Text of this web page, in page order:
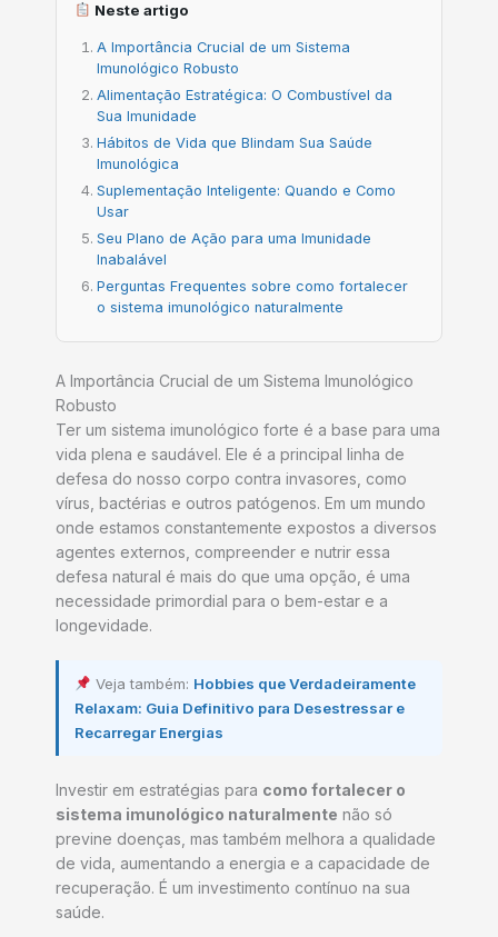
Neste artigo
A Importância Crucial de um Sistema
Imunológico Robusto
Alimentação Estratégica: O Combustível da
Sua Imunidade
Hábitos de Vida que Blindam Sua Saúde
Imunológica
Suplementação Inteligente: Quando e Como
Usar
Seu Plano de Ação para uma Imunidade
Inabalável
Perguntas Frequentes sobre como fortalecer
o sistema imunológico naturalmente
A Importância Crucial de um Sistema Imunológico
Robusto
Ter um sistema imunológico forte é a base para uma
vida plena e saudável. Ele é a principal linha de
defesa do nosso corpo contra invasores, como
vírus, bactérias e outros patógenos. Em um mundo
onde estamos constantemente expostos a diversos
agentes externos, compreender e nutrir essa
defesa natural é mais do que uma opção, é uma
necessidade primordial para o bem-estar e a
longevidade.
Veja também: Hobbies que Verdadeiramente
Relaxam: Guia Definitivo para Desestressar e
Recarregar Energias
Investir em estratégias para como fortalecer o
sistema imunológico naturalmente não só
previne doenças, mas também melhora a qualidade
de vida, aumentando a energia e a capacidade de
recuperação. É um investimento contínuo na sua
saúde.